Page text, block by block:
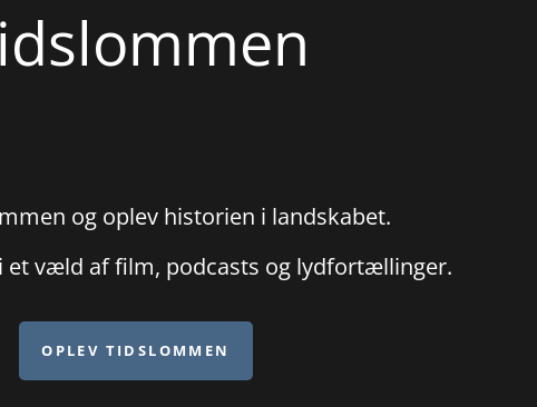
og oplev historien i landskabet.
et væld af film, podcasts og lydfortællinger.
OPLEV TIDSLOMMEN